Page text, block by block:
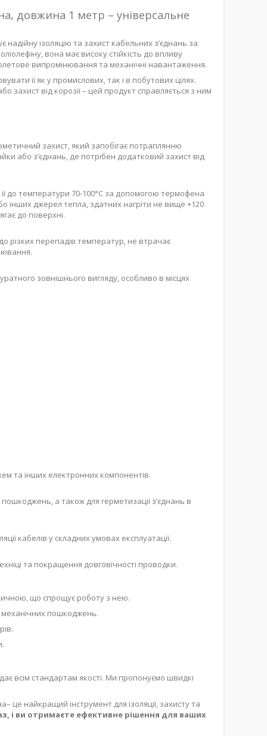
довжина 1 метр – універсальне
ізоляцію та захист кабельних з’єднань за
вона має високу стійкість до впливу
випромінювання та механічні навантаження.
її як у промислових, так і в побутових цілях.
захист від корозії – цей продукт справляється з ним
захист, який запобігає потраплянню
або з’єднань, де потрібен додатковий захист від
до температури 70-100°C за допомогою термофена
інших джерел тепла, здатних нагріти не вище +120
до поверхні.
різких перепадів температур, не втрачає
зовнішнього вигляду, особливо в місцях
та інших електронних компонентів.
пошкоджень, а також для герметизації з’єднань в
кабелів у складних умовах експлуатації.
та покращення довговічності проводки.
що спрощує роботу з нею.
механічних пошкоджень.
всім стандартам якості. Ми пропонуємо швидкі
це найкращий інструмент для ізоляції, захисту та
і ви отримаєте ефективне рішення для ваших